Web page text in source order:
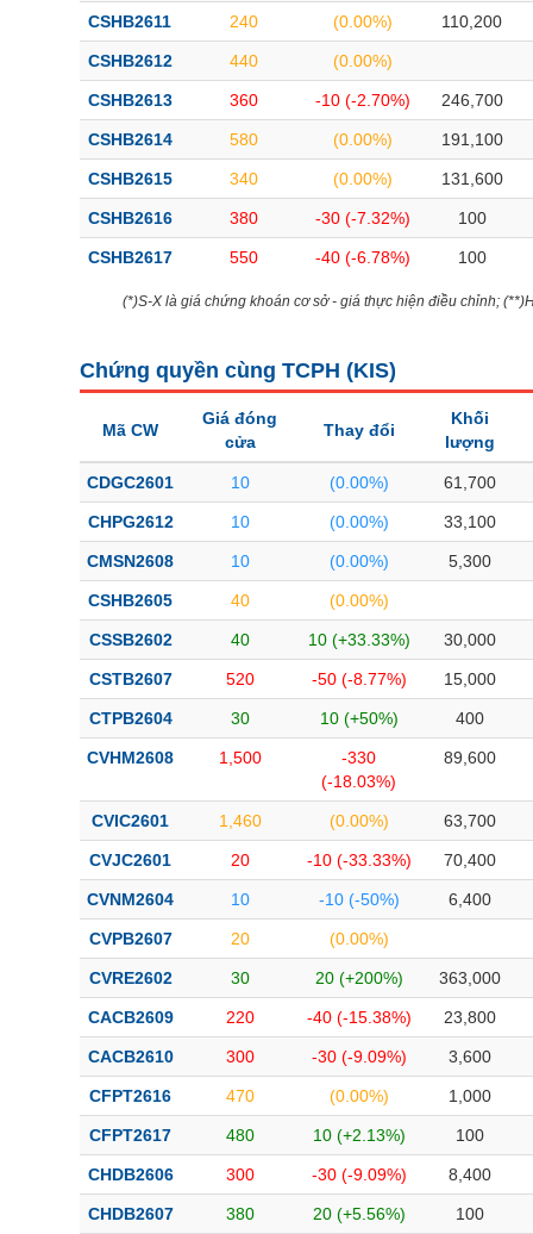
CSHB2611 240 (0.00%) 110,200
CSHB2612 440 (0.00%)
CSHB2613 360 -10 (-2.70%) 246,700
CSHB2614 580 (0.00%) 191,100
CSHB2615 340 (0.00%) 131,600
CSHB2616 380 -30 (-7.32%) 100
CSHB2617 550 -40 (-6.78%) 100
(*)S-X là giá chứng khoán cơ sở - giá thực hiện điều chỉnh;
Chứng quyền cùng TCPH (KIS)
Mã CW
Giá đóng
cửa
Thay đổi
Khối
lượng
CDGC2601 10 (0.00%) 61,700
CHPG2612 10 (0.00%) 33,100
CMSN2608 10 (0.00%) 5,300
CSHB2605 40 (0.00%)
CSSB2602 40 10 (+33.33%) 30,000
CSTB2607 520 -50 (-8.77%) 15,000
CTPB2604 30 10 (+50%) 400
CVHM2608 1,500
-330
(-18.03%)
89,600
CVIC2601 1,460 (0.00%) 63,700
CVJC2601 20 -10 (-33.33%) 70,400
CVNM2604 10 -10 (-50%) 6,400
CVPB2607 20 (0.00%)
CVRE2602 30 20 (+200%) 363,000
CACB2609 220 -40 (-15.38%) 23,800
CACB2610 300 -30 (-9.09%) 3,600
CFPT2616 470 (0.00%) 1,000
CFPT2617 480 10 (+2.13%) 100
CHDB2606 300 -30 (-9.09%) 8,400
CHDB2607 380 20 (+5.56%) 100
Bài viết của tác giả (-)
Báo cáo phân tích (-)
Thuật ngữ(-)
Dịch vụ(-)
Công cụ đầu tư
Truyền thông tài chính
Dữ liệu tài chính